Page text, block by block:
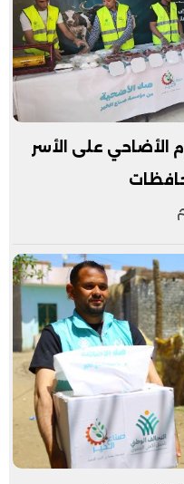
الأضاحي على الأسر